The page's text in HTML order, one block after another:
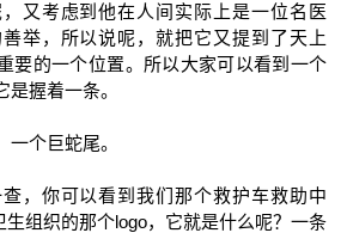
又考虑到他在人间实际上是一位名医
举，所以说呢，就把它又提到了天上
要的一个位置。所以大家可以看到一个
握着一条。
一个巨蛇尾。
，你可以看到我们那个救护车救助中
生组织的那个logo，它就是什么呢？一条